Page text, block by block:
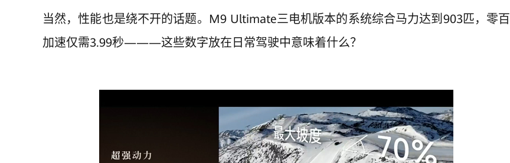
当然，性能也是绕不开的话题。M9 Ultimate三电机版本的系统综合马力达到903匹，零百
加速仅需3.99秒———这些数字放在日常驾驶中意味着什么？